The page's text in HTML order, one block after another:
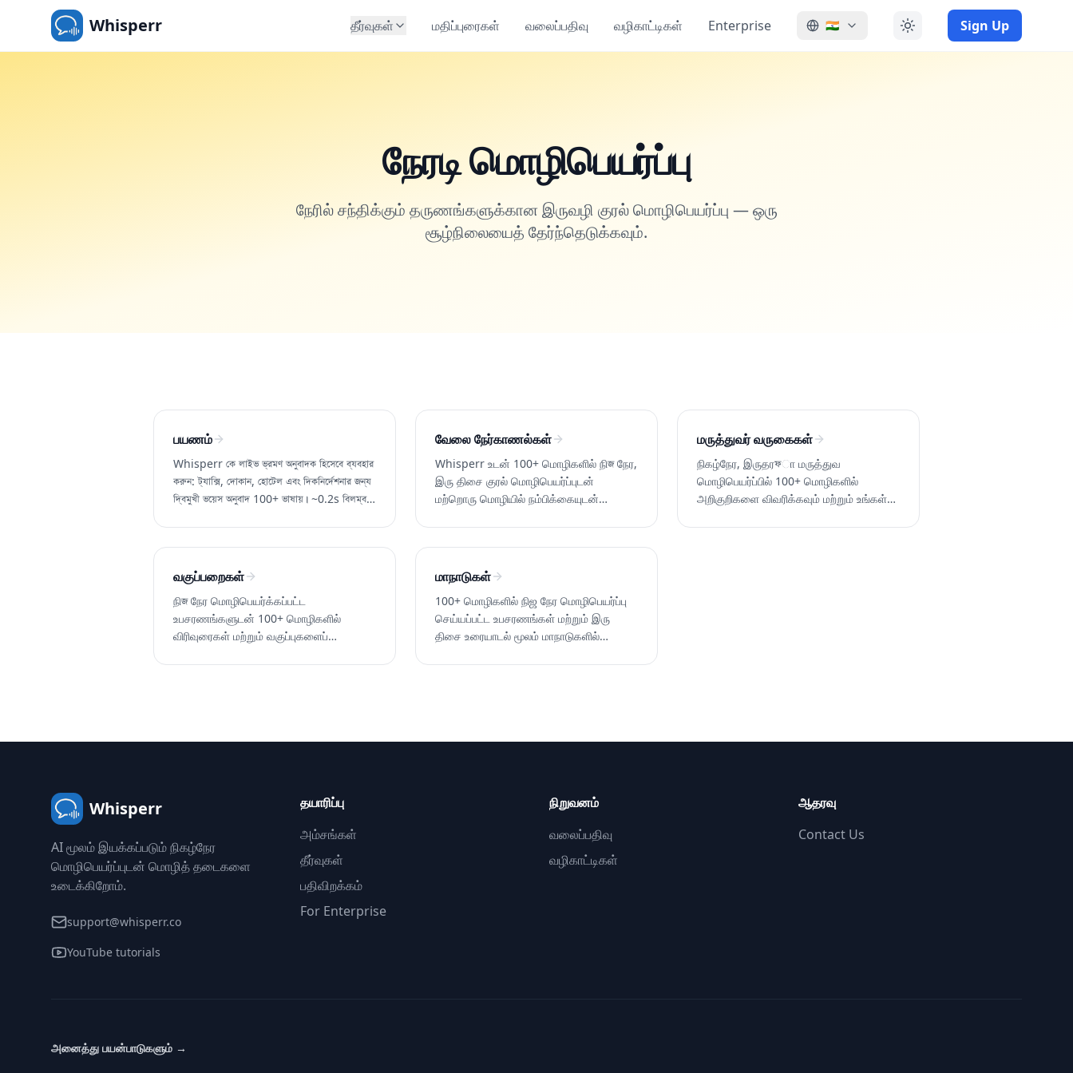
Whisperr தீர்வுகள் மதிப்புரைகள் வலைப்பதிவு வழிகாட்டிகள் Enterprise 🇮🇳 Sign Up
நேரடி மொழிபெயர்ப்பு
நேரில் சந்திக்கும் தருணங்களுக்கான இருவழி குரல் மொழிபெயர்ப்பு — ஒரு
சூழ்நிலையைத் தேர்ந்தெடுக்கவும்.
பயணம்
Whisperr কে লাইভ ভ্রমণ অনুবাদক হিসেবে ব্যবহার
করুন: ট্যাক্সি, দোকান, হোটেল এবং দিকনির্দেশনার জন্য
দ্বিমুখী ভয়েস অনুবাদ 100+ ভাষায়। ~0.2s বিলম্ব।
வேலை நேர்காணல்கள்
Whisperr உடன் 100+ மொழிகளில் நிজ நேர,
இரு திசை குரல் மொழிபெயர்ப்புடன்
மற்றொரு மொழியில் நம்பிக்கையுடன்
வேலை செய்கிறது. Whisperr ஐ
இலவசமாக முயற்சி செய்யவும்.
மருத்துவர் வருகைகள்
நிகழ்நேர, இருதரফா மருத்துவ
மொழிபெயர்ப்பில் 100+ மொழிகளில்
அறிகுறிகளை விவரிக்கவும் மற்றும் உங்கள்
வகுப்பறைகள்
நிজ நேர மொழிபெயர்க்கப்பட்ட
உபசரணங்களுடன் 100+ மொழிகளில்
விரிவுரைகள் மற்றும் வகுப்புகளைப்
மாநாடுகள்
100+ மொழிகளில் நிஜ நேர மொழிபெயர்ப்பு
செய்யப்பட்ட உபசரணங்கள் மற்றும் இரு
திசை உரையாடல் மூலம் மாநாடுகளில்
Whisperr
AI மூலம் இயக்கப்படும் நிகழ்நேர
மொழிபெயர்ப்புடன் மொழித் தடைகளை
உடைக்கிறோம்.
support@whisperr.co
YouTube tutorials
தயாரிப்பு
அம்சங்கள்
தீர்வுகள்
பதிவிறக்கம்
For Enterprise
நிறுவனம்
வலைப்பதிவு
வழிகாட்டிகள்
ஆதரவு
Contact Us
அனைத்து பயன்பாடுகளும் →